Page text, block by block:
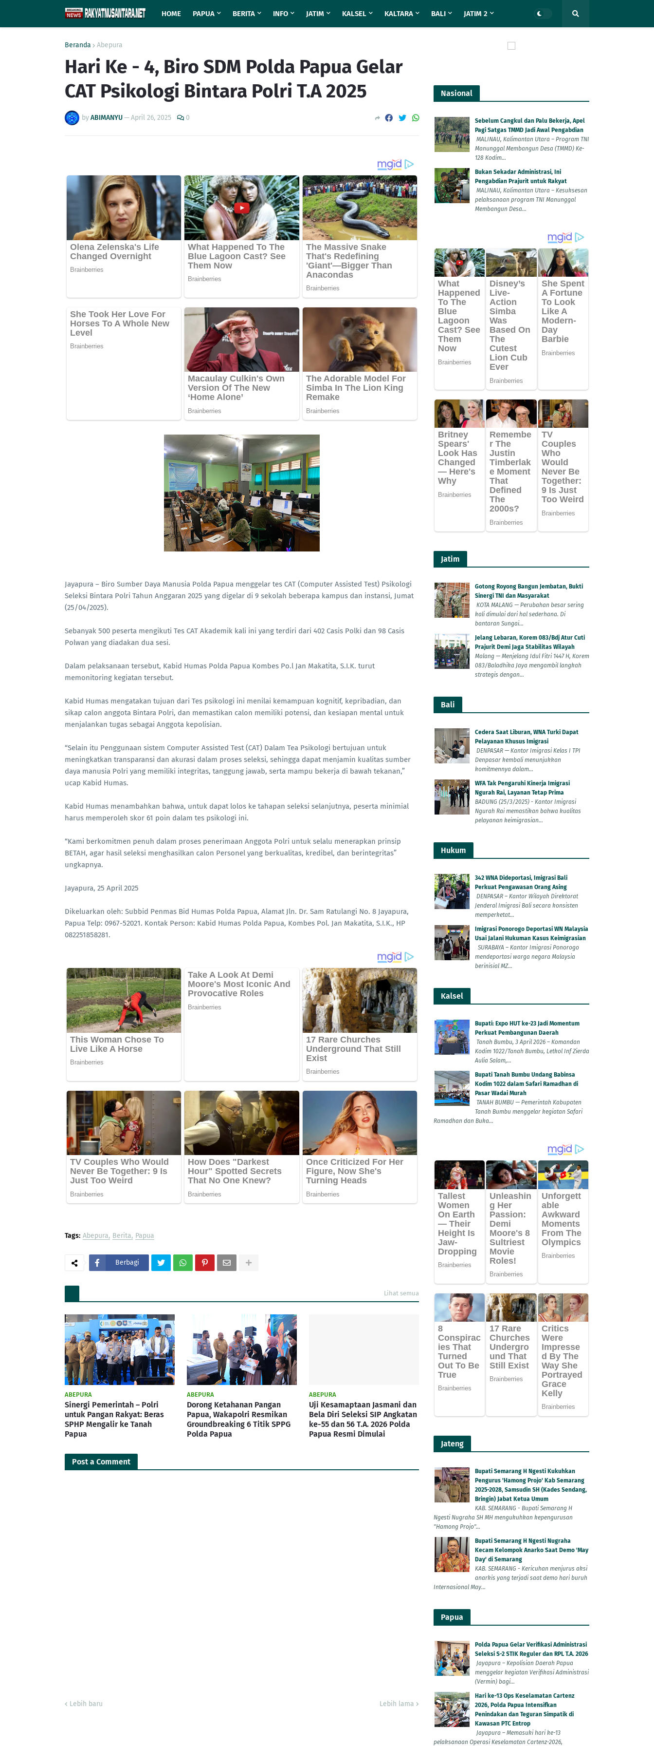
HOME PAPUA BERITA INFO JATIM KALSEL KALTARA BALI JATIM 2
Beranda Abepura
Hari Ke - 4, Biro SDM Polda Papua Gelar
CAT Psikologi Bintara Polri T.A 2025
byABIMANYU—April 26, 2025 0
Jayapura – Biro Sumber Daya Manusia Polda Papua menggelar tes CAT (Computer Assisted Test) Psikologi
Seleksi Bintara Polri Tahun Anggaran 2025 yang digelar di 9 sekolah beberapa kampus dan instansi, Jumat
(25/04/2025).
Sebanyak 500 peserta mengikuti Tes CAT Akademik kali ini yang terdiri dari 402 Casis Polki dan 98 Casis
Polwan yang diadakan dua sesi.
Dalam pelaksanaan tersebut, Kabid Humas Polda Papua Kombes Po.l Jan Makatita, S.I.K. turut
memonitoring kegiatan tersebut.
Kabid Humas mengatakan tujuan dari Tes psikologi ini menilai kemampuan kognitif, kepribadian, dan
sikap calon anggota Bintara Polri, dan memastikan calon memiliki potensi, dan kesiapan mental untuk
menjalankan tugas sebagai Anggota kepolisian.
“Selain itu Penggunaan sistem Computer Assisted Test (CAT) Dalam Tea Psikologi bertujuan untuk
meningkatkan transparansi dan akurasi dalam proses seleksi, sehingga dapat menjamin kualitas sumber
daya manusia Polri yang memiliki integritas, tanggung jawab, serta mampu bekerja di bawah tekanan,”
ucap Kabid Humas.
Kabid Humas menambahkan bahwa, untuk dapat lolos ke tahapan seleksi selanjutnya, peserta minimial
harus memperoleh skor 61 poin dalam tes psikologi ini.
“Kami berkomitmen penuh dalam proses penerimaan Anggota Polri untuk selalu menerapkan prinsip
BETAH, agar hasil seleksi menghasilkan calon Personel yang berkualitas, kredibel, dan berintegritas”
ungkapnya.
Jayapura, 25 April 2025
Dikeluarkan oleh: Subbid Penmas Bid Humas Polda Papua, Alamat Jln. Dr. Sam Ratulangi No. 8 Jayapura,
Papua Telp: 0967-52021. Kontak Person: Kabid Humas Polda Papua, Kombes Pol. Jan Makatita, S.I.K., HP
082251858281.
Tags: Abepura Berita Papua
Berbagi
Lihat semua
ABEPURA
Sinergi Pemerintah – Polri
untuk Pangan Rakyat: Beras
SPHP Mengalir ke Tanah
Papua
ABEPURA
Dorong Ketahanan Pangan
Papua, Wakapolri Resmikan
Groundbreaking 6 Titik SPPG
Polda Papua
ABEPURA
Uji Kesamaptaan Jasmani dan
Bela Diri Seleksi SIP Angkatan
ke-55 dan 56 T.A. 2026 Polda
Papua Resmi Dimulai
Post a Comment
Lebih baru Lebih lama
Nasional
Sebelum Cangkul dan Palu Bekerja, Apel
Pagi Satgas TMMD Jadi Awal Pengabdian
MALINAU, Kalimantan Utara – Program TNI
Manunggal Membangun Desa (TMMD) Ke-
128 Kodim...
Bukan Sekadar Administrasi, Ini
Pengabdian Prajurit untuk Rakyat
MALINAU, Kalimantan Utara – Kesuksesan
pelaksanaan program TNI Manunggal
Membangun Desa...
Jatim
Gotong Royong Bangun Jembatan, Bukti
Sinergi TNI dan Masyarakat
KOTA MALANG — Perubahan besar sering
kali dimulai dari hal sederhana. Di
bantaran Sungai...
Jelang Lebaran, Korem 083/Bdj Atur Cuti
Prajurit Demi Jaga Stabilitas Wilayah
Malang — Menjelang Idul Fitri 1447 H, Korem
083/Baladhika Jaya mengambil langkah
strategis dengan...
Bali
Cedera Saat Liburan, WNA Turki Dapat
Pelayanan Khusus Imigrasi
DENPASAR — Kantor Imigrasi Kelas I TPI
Denpasar kembali menunjukkan
komitmennya dalam...
WFA Tak Pengaruhi Kinerja Imigrasi
Ngurah Rai, Layanan Tetap Prima
BADUNG (25/3/2025) - Kantor Imigrasi
Ngurah Rai memastikan bahwa kualitas
pelayanan keimigrasian...
Hukum
342 WNA Dideportasi, Imigrasi Bali
Perkuat Pengawasan Orang Asing
DENPASAR – Kantor Wilayah Direktorat
Jenderal Imigrasi Bali secara konsisten
memperketat...
Imigrasi Ponorogo Deportasi WN Malaysia
Usai Jalani Hukuman Kasus Keimigrasian
SURABAYA – Kantor Imigrasi Ponorogo
mendeportasi warga negara Malaysia
berinisial MZ...
Kalsel
Bupati: Expo HUT ke-23 Jadi Momentum
Perkuat Pembangunan Daerah
Tanah Bumbu, 3 April 2026 – Komandan
Kodim 1022/Tanah Bumbu, Letkol Inf Zierda
Aulia Salam,...
Bupati Tanah Bumbu Undang Babinsa
Kodim 1022 dalam Safari Ramadhan di
Pasar Wadai Murah
TANAH BUMBU — Pemerintah Kabupaten
Tanah Bumbu menggelar kegiatan Safari
Ramadhan dan Buka...
Jateng
Bupati Semarang H Ngesti Kukuhkan
Pengurus 'Hamong Projo' Kab Semarang
2025-2028, Samsudin SH (Kades Sendang,
Bringin) Jabat Ketua Umum
KAB. SEMARANG - Bupati Semarang H
Ngesti Nugraha SH MH mengukuhkan kepengurusan
"Hamong Projo"...
Bupati Semarang H Ngesti Nugraha
Kecam Kelompok Anarko Saat Demo 'May
Day' di Semarang
KAB. SEMARANG - Kericuhan menjurus aksi
anarkis yang terjadi saat demo hari buruh
Internasional May...
Papua
Polda Papua Gelar Verifikasi Administrasi
Seleksi S-2 STIK Reguler dan RPL T.A. 2026
Jayapura – Kepolisian Daerah Papua
menggelar kegiatan Verifikasi Administrasi
(Vermin) bagi...
Hari ke-13 Ops Keselamatan Cartenz
2026, Polda Papua Intensifkan
Penindakan dan Teguran Simpatik di
Kawasan PTC Entrop
Jayapura – Memasuki hari ke-13
pelaksanaan Operasi Keselamatan Cartenz-2026,